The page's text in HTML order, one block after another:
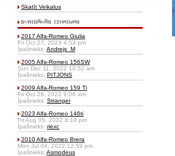
Skatīt Veikalus
2017 Alfa-Romeo Giulia
Fri Oct 27, 2023 4:53 pm
Īpašnieks: Andrejs_M
2005 Alfa-Romeo 156SW
Sun Dec 11, 2022 10:52 am
Īpašnieks: PITJONS
2009 Alfa-Romeo 159 Ti
Fri Oct 28, 2022 9:06 am
Īpašnieks: Stranger
2023 Alfa-Romeo 146ti
Fri Aug 05, 2022 8:18 pm
Īpašnieks: riexc
2010 Alfa-Romeo Brera
Mon Jul 04, 2022 12:59 pm
Īpašnieks: Asmodeus